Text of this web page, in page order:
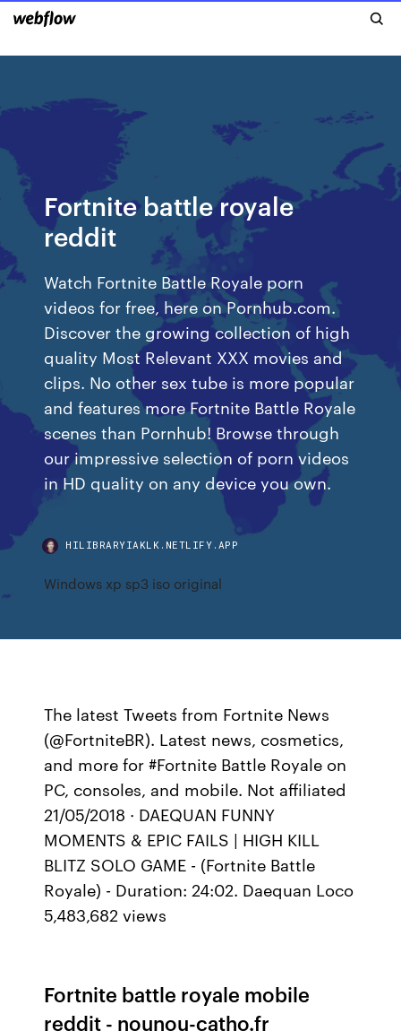
Fortnite battle royale
reddit
Watch Fortnite Battle Royale porn
videos for free, here on Pornhub.com.
Discover the growing collection of high
quality Most Relevant XXX movies and
clips. No other sex tube is more popular
and features more Fortnite Battle Royale
scenes than Pornhub! Browse through
our impressive selection of porn videos
in HD quality on any device you own.
HILIBRARYIAKLK.NETLIFY.APP
Windows xp sp3 iso original
The latest Tweets from Fortnite News
(@FortniteBR). Latest news, cosmetics,
and more for #Fortnite Battle Royale on
PC, consoles, and mobile. Not affiliated
21/05/2018 · DAEQUAN FUNNY
MOMENTS & EPIC FAILS | HIGH KILL
BLITZ SOLO GAME - (Fortnite Battle
Royale) - Duration: 24:02. Daequan Loco
5,483,682 views
Fortnite battle royale mobile
reddit - nounou-catho.fr